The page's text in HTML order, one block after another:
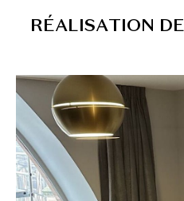
RÉALISATION DE